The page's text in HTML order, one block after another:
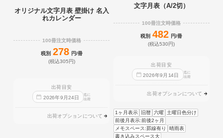
オリジナル文字月表 壁掛け 名入
れカレンダー
100冊注文時価格
税別 278 円/冊
(税込305円)
出荷目安
2026年9 月24日
迄に
出荷
出荷オプションについて
文字月表（A/2切）
100冊注文時価格
税別 482 円/冊
(税込530円)
出荷目安
2026年9 月 14日
迄に
出荷
出荷オプションについて
1ヶ月表示 旧暦 六曜 土曜日色分け
前後月表示:前後2ヶ月
メモスペース:罫線有り
晴雨表
書き込みスペース大